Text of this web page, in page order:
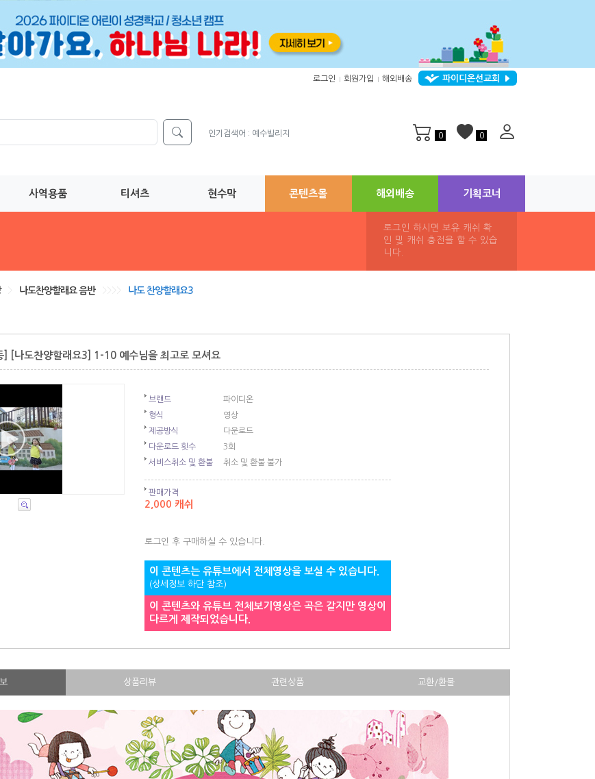
로그인 회원가입 해외배송 파이디온선교회
인기검색어 : 예수빌리지 0 0
사역용품 티셔츠 현수막 콘텐츠몰 해외배송 기획코너
로그인 하시면 보유 캐쉬 확
인 및 캐쉬 충전을 할 수 있습
니다.
나도찬양할래요 음반 나도 찬양할래요3
] [나도찬양할래요3] 1-10 예수님을 최고로 모셔요
브랜드
파이디온
형식
영상
제공방식
다운로드
다운로드 횟수
3회
서비스취소 및 환불
취소 및 환불 불가
판매가격
2,000 캐쉬
로그인 후 구매하실 수 있습니다.
이 콘텐츠는 유튜브에서 전체영상을 보실 수 있습니다.
(상세정보 하단 참조)
이 콘텐츠와 유튜브 전체보기영상은 곡은 같지만 영상이
다르게 제작되었습니다.
상품리뷰 관련상품 교환/환불